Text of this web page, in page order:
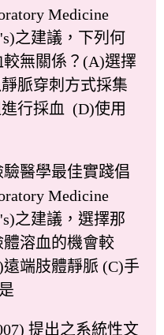
Medicine
之建議，下列何
無關係？(A)選擇
脈穿刺方式採集
行採血 (D)使用
醫學最佳實踐倡
Medicine
之建議，選擇那
溶血的機會較
端肢體靜脈 (C)手
提出之系統性文